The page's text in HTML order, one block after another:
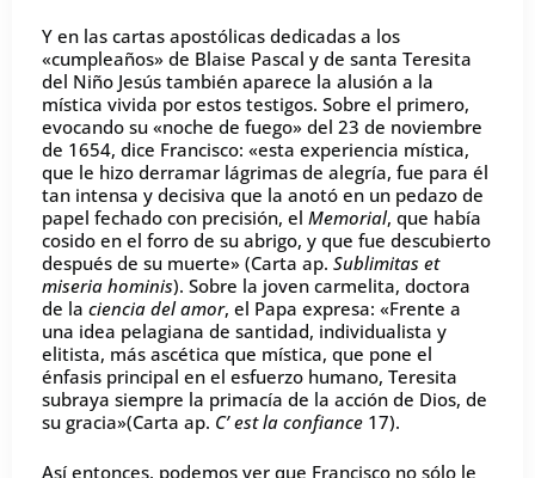
Y en las cartas apostólicas dedicadas a los
«cumpleaños» de Blaise Pascal y de santa Teresita
del Niño Jesús también aparece la alusión a la
mística vivida por estos testigos. Sobre el primero,
evocando su «noche de fuego» del 23 de noviembre
de 1654, dice Francisco: «esta experiencia mística,
que le hizo derramar lágrimas de alegría, fue para él
tan intensa y decisiva que la anotó en un pedazo de
papel fechado con precisión, el Memorial, que había
cosido en el forro de su abrigo, y que fue descubierto
después de su muerte» (Carta ap. Sublimitas et
miseria hominis). Sobre la joven carmelita, doctora
de la ciencia del amor, el Papa expresa: «Frente a
una idea pelagiana de santidad, individualista y
elitista, más ascética que mística, que pone el
énfasis principal en el esfuerzo humano, Teresita
subraya siempre la primacía de la acción de Dios, de
su gracia»(Carta ap. C’ est la confiance 17).
Así entonces, podemos ver que Francisco no sólo le